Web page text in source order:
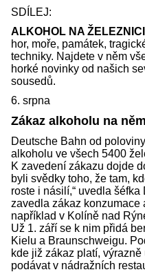
SDÍLEJ:
ALKOHOL NA ŽELEZNICI
hor, moře, památek,
techniky. Najdete v něm
horké novinky od našich
sousedů.
6. srpna
Zákaz alkoholu na
Deutsche Bahn od
alkoholu ve všech 5400
K zavedení zákazu dojde
byli svědky toho, že tam,
roste i násilí,“ uvedla
zavedla zákaz konzumace
například v Kolíně nad
Už 1. září se k nim přidá
Kielu a Braunschweigu.
kde již zákaz platí,
podávat v nádražních